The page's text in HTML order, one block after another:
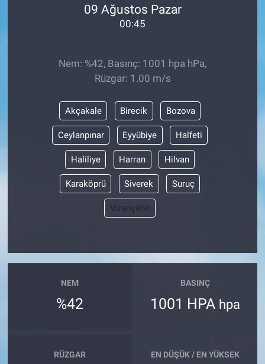
09 Ağustos Pazar
00:45
Nem: %42, Basınç: 1001 hpa hPa,
Rüzgar: 1.00 m/s
Akçakale Birecik Bozova
Ceylanpınar Eyyübiye Halfeti
Haliliye Harran Hilvan
Karaköprü Siverek Suruç
Viranşehir
NEM
%42
BASINÇ
1001 HPA hpa
RÜZGAR EN DÜŞÜK / EN YÜKSEK